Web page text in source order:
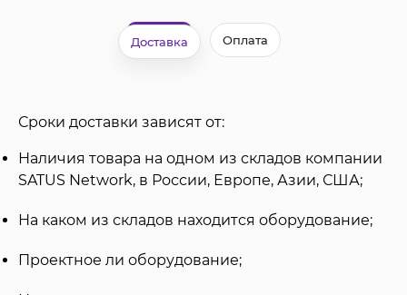
Доставка Оплата
Сроки доставки зависят от:
Наличия товара на одном из складов компании
SATUS Network, в России, Европе, Азии, США;
На каком из складов находится оборудование;
Проектное ли оборудование;